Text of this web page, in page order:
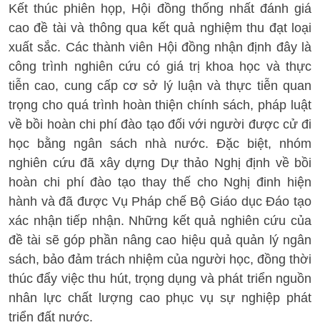
Kết thúc phiên họp, Hội đồng thống nhất đánh giá
cao đề tài và thông qua kết quả nghiệm thu đạt loại
xuất sắc. Các thành viên Hội đồng nhận định đây là
công trình nghiên cứu có giá trị khoa học và thực
tiễn cao, cung cấp cơ sở lý luận và thực tiễn quan
trọng cho quá trình hoàn thiện chính sách, pháp luật
về bồi hoàn chi phí đào tạo đối với người được cử đi
học bằng ngân sách nhà nước. Đặc biệt, nhóm
nghiên cứu đã xây dựng Dự thảo Nghị định về bồi
hoàn chi phí đào tạo thay thế cho Nghị đinh hiện
hành và đã được Vụ Pháp chế Bộ Giáo dục Đáo tạo
xác nhận tiếp nhận. Những kết quả nghiên cứu của
đề tài sẽ góp phần nâng cao hiệu quả quản lý ngân
sách, bảo đảm trách nhiệm của người học, đồng thời
thúc đẩy việc thu hút, trọng dụng và phát triển nguồn
nhân lực chất lượng cao phục vụ sự nghiệp phát
triển đất nước.